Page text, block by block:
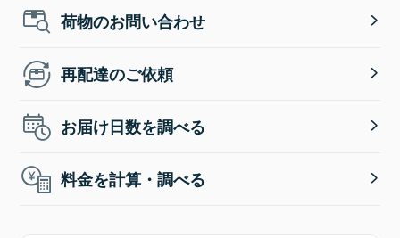
荷物のお問い合わせ
再配達のご依頼
お届け日数を調べる
料金を計算・調べる